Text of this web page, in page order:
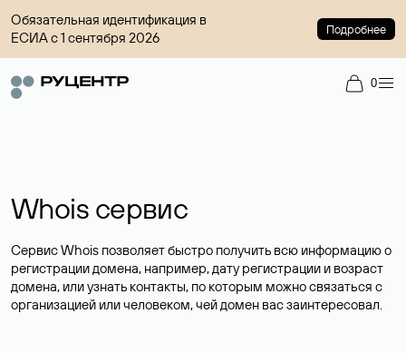
Обязательная идентификация в
ЕСИА с 1 сентября 2026
Подробнее
0
Whois сервис
Сервис Whois позволяет быстро получить всю информацию о
регистрации домена, например, дату регистрации и возраст
домена, или узнать контакты, по которым можно связаться с
организацией или человеком, чей домен вас заинтересовал.